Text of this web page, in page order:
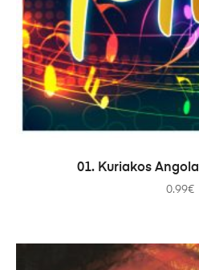
01. Kuriakos
0.99€